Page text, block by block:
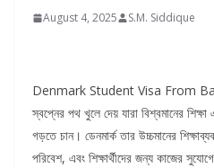
August 4, 2025 S.M. Siddique
Denmark Student Visa From
স্বপ্নের পথ খুলে দেয় যারা বিশ্বমানের
গড়তে চান। ডেনমার্ক তার উচ্চমানের
পরিবেশ, এবং শিক্ষার্থীদের জন্য কাজের